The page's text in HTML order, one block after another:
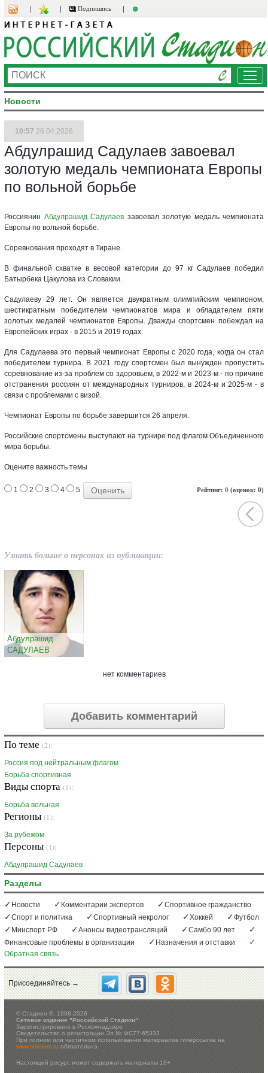
Подпишись
Новости
10:57 26.04.2026
Абдулрашид Садулаев завоевал
золотую медаль чемпионата Европы
по вольной борьбе
Россиянин Абдулрашид Садулаев завоевал золотую медаль чемпионата
Европы по вольной борьбе.
Соревнования проходят в Тиране.
В финальной схватке в весовой категории до 97 кг Садулаев победил
Батырбека Цакулова из Словакии.
Садулаеву 29 лет. Он является двукратным олимпийским чемпионом,
шестикратным победителем чемпионатов мира и обладателем пяти
золотых медалей чемпионатов Европы. Дважды спортсмен побеждал на
Европейских играх - в 2015 и 2019 годах.
Для Садулаева это первый чемпионат Европы с 2020 года, когда он стал
победителем турнира. В 2021 году спортсмен был вынужден пропустить
соревнование из-за проблем со здоровьем, в 2022-м и 2023-м - по причине
отстранения россиян от международных турниров, в 2024-м и 2025-м - в
связи с проблемами с визой.
Чемпионат Европы по борьбе завершится 26 апреля.
Российские спортсмены выступают на турнире под флагом Объединенного
мира борьбы.
Оцените важность темы
Рейтинг: 0 (оценок: 0)
1 2 3 4 5
Узнать больше о персонах из публикации:
Абдулрашид
САДУЛАЕВ
нет комментариев
Добавить комментарий
По теме (2):
Россия под нейтральным флагом
Борьба спортивная
Виды спорта (1):
Борьба вольная
Регионы (1):
За рубежом
Персоны (1):
Абдулрашид Садулаев
Разделы
Новости Комментарии экспертов
Спортивное гражданство
Спорт и политика
Спортивный некролог Хоккей
Футбол
Минспорт РФ
Анонсы видеотрансляций
Самбо 90 лет
Финансовые проблемы в организации
Назначения и отставки
Обратная связь
Присоединяйтесь →
©Стадион ®, 1998-2026
Сетевое издание "Российский Стадион"
Зарегистрировано в Роскомнадзоре
Свидетельство о регистрации Эл № ФС77-65333
При полном или частичном использовании материалов гиперссылка на
www.stadium.ruобязательна
Настоящий ресурс может содержать материалы 16+